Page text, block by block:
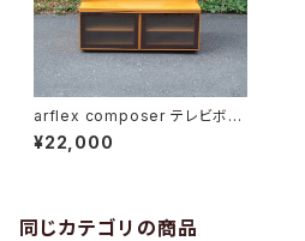
arflex composer テレビボー
ド
¥22,000
同じカテゴリの商品